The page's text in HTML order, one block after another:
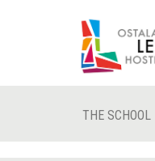
THE SCHOOL